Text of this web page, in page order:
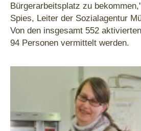
Bürgerarbeitsplatz zu
Spies, Leiter der Sozialagentur
Von den insgesamt 552
94 Personen vermittelt werden.